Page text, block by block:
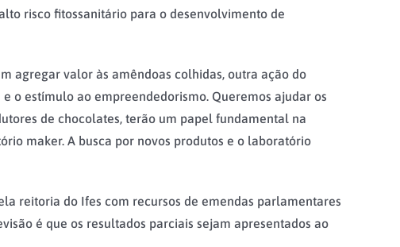
risco fitossanitário para o desenvolvimento de
agregar valor às amêndoas colhidas, outra ação do
o estímulo ao empreendedorismo. Queremos ajudar os
de chocolates, terão um papel fundamental na
maker. A busca por novos produtos e o laboratório
reitoria do Ifes com recursos de emendas parlamentares
é que os resultados parciais sejam apresentados ao